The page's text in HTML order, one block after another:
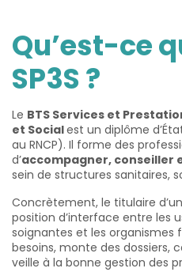
Qu’est-ce
SP3S ?
Le BTS Services et
et Socialest un diplôme
au RNCP). Il forme des
d’accompagner, conseiller
sein de structures sanitaires,
Concrètement, le titulaire
position d’interface entre les
soignantes et les organismes
besoins, monte des dossiers,
veille à la bonne gestion des